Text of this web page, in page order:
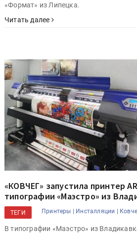
«Формат» из Липецка.
Читать далее
«КОВЧЕГ» запустила принтер
типографии «Маэстро» из
ТЕГИ Принтеры | Инсталляции |
В типографии «Маэстро» из